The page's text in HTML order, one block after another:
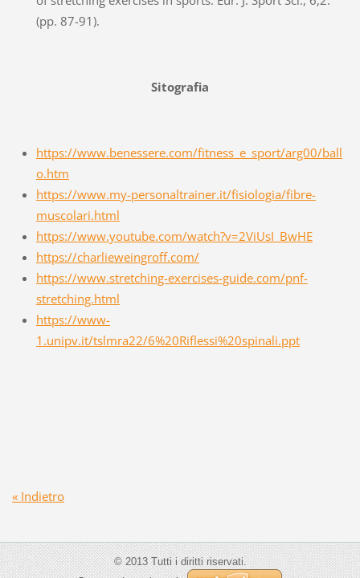
(pp. 87-91).
Sitografia
https://www.benessere.com/fitness_e_sport/arg00/ball
o.htm
https://www.my-personaltrainer.it/fisiologia/fibre-
muscolari.html
https://www.youtube.com/watch?v=2ViUsI_BwHE
https://charlieweingroff.com/
https://www.stretching-exercises-guide.com/pnf-
stretching.html
https://www-
1.unipv.it/tslmra22/6%20Riflessi%20spinali.ppt
« Indietro
© 2013 Tutti i diritti riservati.